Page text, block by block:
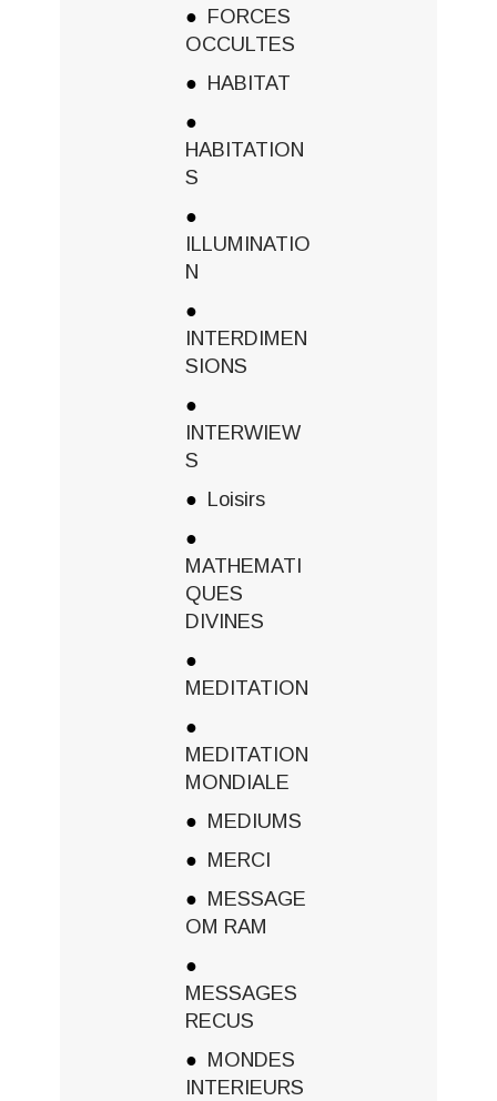
FORCES
OCCULTES
HABITAT
HABITATION
S
ILLUMINATIO
N
INTERDIMEN
SIONS
INTERWIEW
S
Loisirs
MATHEMATI
QUES
DIVINES
MEDITATION
MEDITATION
MONDIALE
MEDIUMS
MERCI
MESSAGE
OM RAM
MESSAGES
RECUS
MONDES
INTERIEURS